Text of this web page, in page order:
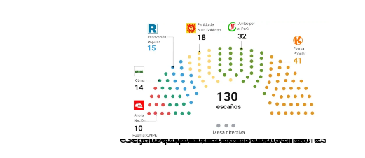
El JNE oficializó la distribución de escaños para la elección de 60 senadores y 130 diputados en las Elecciones Generales 2026, tras el restablecimiento de la Bicameralidad.